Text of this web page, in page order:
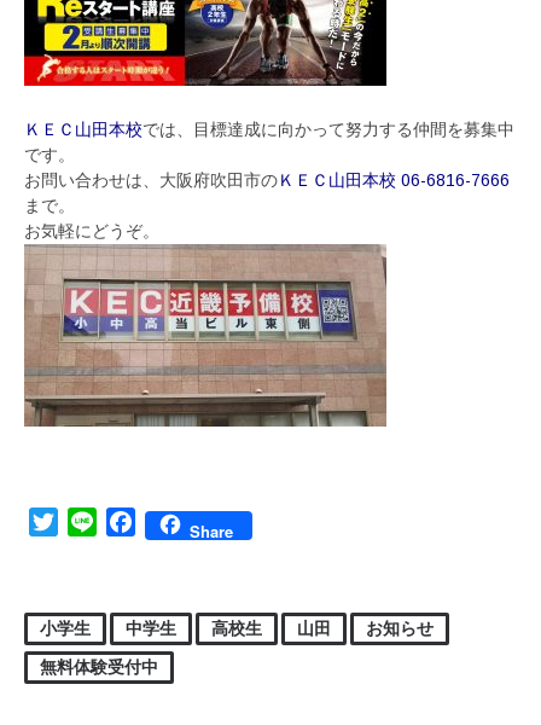
ＫＥＣ山田本校では、目標達成に向かって努力する仲間を募集中
です。
お問い合わせは、大阪府吹田市のＫＥＣ山田本校 06-6816-7666
まで。
お気軽にどうぞ。
TwitterLine FacebookShare
小学生 中学生 高校生 山田
お知らせ
無料体験受付中